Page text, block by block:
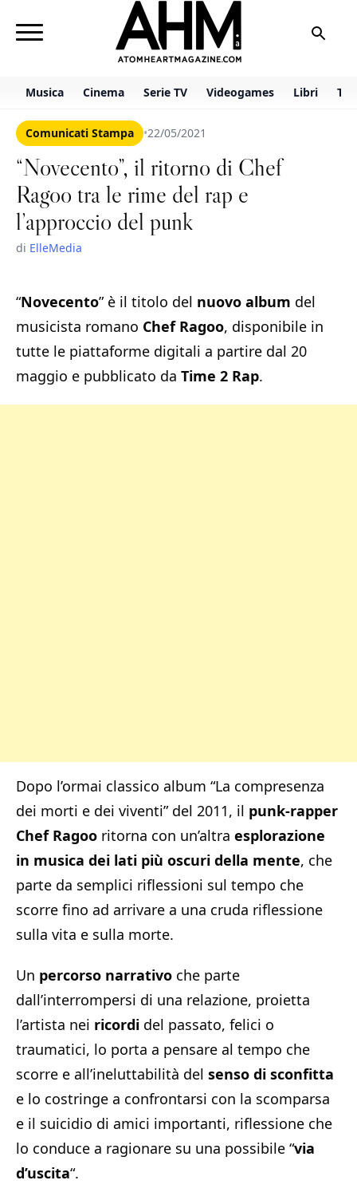
Musica Cinema Serie TV Videogames Libri TV
Comunicati Stampa •22/05/2021
“Novecento”, il ritorno di Chef
Ragoo tra le rime del rap e
l’approccio del punk
di ElleMedia
“Novecento” è il titolo del nuovo album del
musicista romano Chef Ragoo, disponibile in
tutte le piattaforme digitali a partire dal 20
maggio e pubblicato da Time 2 Rap.
Dopo l’ormai classico album “La compresenza
dei morti e dei viventi” del 2011, il punk-rapper
Chef Ragoo ritorna con un’altra esplorazione
in musica dei lati più oscuri della mente, che
parte da semplici riflessioni sul tempo che
scorre fino ad arrivare a una cruda riflessione
sulla vita e sulla morte.
Un percorso narrativo che parte
dall’interrompersi di una relazione, proietta
l’artista nei ricordi del passato, felici o
traumatici, lo porta a pensare al tempo che
scorre e all’ineluttabilità del senso di sconfitta
e lo costringe a confrontarsi con la scomparsa
e il suicidio di amici importanti, riflessione che
lo conduce a ragionare su una possibile “via
d’uscita“.